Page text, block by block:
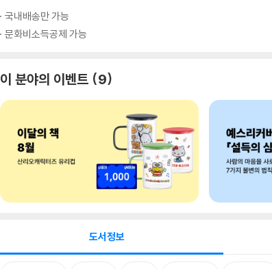
국내배송만 가능
문화비소득공제 가능
이 분야의 이벤트 9
도서정보